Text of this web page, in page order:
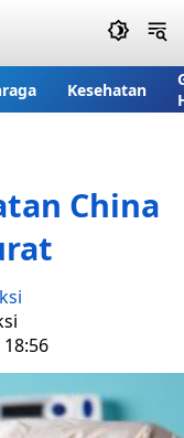
Kesehatan
China